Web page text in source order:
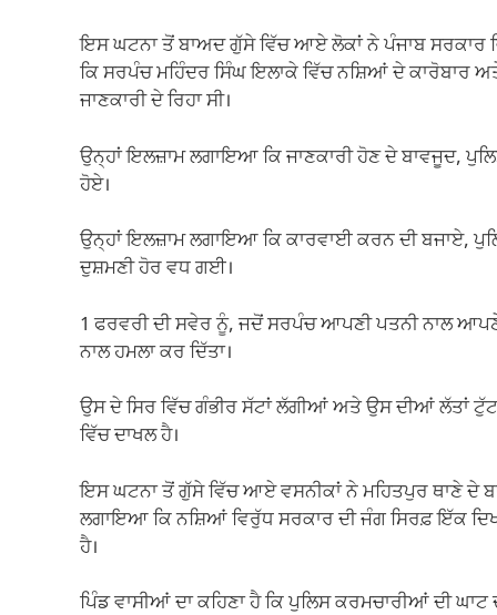
ਇਸ ਘਟਨਾ ਤੋਂ ਬਾਅਦ ਗੁੱਸੇ ਵਿੱਚ ਆਏ ਲੋਕਾਂ ਨੇ ਪੰਜਾਬ ਸਰਕਾਰ
ਕਿ ਸਰਪੰਚ ਮਹਿੰਦਰ ਸਿੰਘ ਇਲਾਕੇ ਵਿੱਚ ਨਸ਼ਿਆਂ ਦੇ ਕਾਰੋਬਾਰ
ਜਾਣਕਾਰੀ ਦੇ ਰਿਹਾ ਸੀ।
ਉਨ੍ਹਾਂ ਇਲਜ਼ਾਮ ਲਗਾਇਆ ਕਿ ਜਾਣਕਾਰੀ ਹੋਣ ਦੇ ਬਾਵਜੂਦ,
ਹੋਏ।
ਉਨ੍ਹਾਂ ਇਲਜ਼ਾਮ ਲਗਾਇਆ ਕਿ ਕਾਰਵਾਈ ਕਰਨ ਦੀ ਬਜਾਏ,
ਦੁਸ਼ਮਣੀ ਹੋਰ ਵਧ ਗਈ।
1 ਫਰਵਰੀ ਦੀ ਸਵੇਰ ਨੂੰ, ਜਦੋਂ ਸਰਪੰਚ ਆਪਣੀ ਪਤਨੀ ਨਾਲ ਆਪਣੇ
ਨਾਲ ਹਮਲਾ ਕਰ ਦਿੱਤਾ।
ਉਸ ਦੇ ਸਿਰ ਵਿੱਚ ਗੰਭੀਰ ਸੱਟਾਂ ਲੱਗੀਆਂ ਅਤੇ ਉਸ ਦੀਆਂ ਲੱਤਾਂ
ਵਿੱਚ ਦਾਖਲ ਹੈ।
ਇਸ ਘਟਨਾ ਤੋਂ ਗੁੱਸੇ ਵਿੱਚ ਆਏ ਵਸਨੀਕਾਂ ਨੇ ਮਹਿਤਪੁਰ ਥਾਣੇ ਦੇ
ਲਗਾਇਆ ਕਿ ਨਸ਼ਿਆਂ ਵਿਰੁੱਧ ਸਰਕਾਰ ਦੀ ਜੰਗ ਸਿਰਫ਼ ਇੱਕ
ਹੈ।
ਪਿੰਡ ਵਾਸੀਆਂ ਦਾ ਕਹਿਣਾ ਹੈ ਕਿ ਪੁਲਿਸ ਕਰਮਚਾਰੀਆਂ ਦੀ